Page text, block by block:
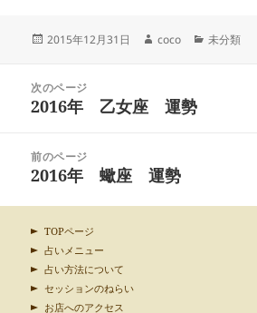
投
2015年12月31日
作
coco
カ
未分類
次のページ
前
稿:
2016年 乙女座 運勢
前のページ
次
投
稿:
2016年 蠍座 運勢
TOPページ
占いメニュー
占い方法について
セッションのねらい
お店へのアクセス